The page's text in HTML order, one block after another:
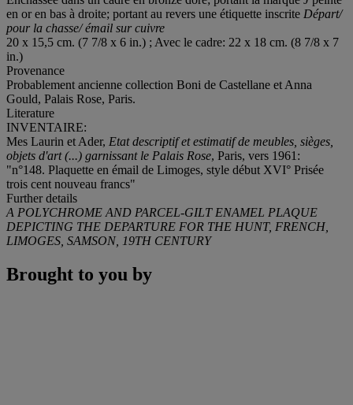
en or en bas à droite; portant au revers une étiquette inscrite Départ/
pour la chasse/ émail sur cuivre
20 x 15,5 cm. (7 7/8 x 6 in.) ; Avec le cadre: 22 x 18 cm. (8 7/8 x 7
in.)
Provenance
Probablement ancienne collection Boni de Castellane et Anna
Gould, Palais Rose, Paris.
Literature
INVENTAIRE:
Mes Laurin et Ader, Etat descriptif et estimatif de meubles, sièges,
objets d'art (...) garnissant le Palais Rose, Paris, vers 1961:
"n°148. Plaquette en émail de Limoges, style début XVI° Prisée
trois cent nouveau francs"
Further details
A POLYCHROME AND PARCEL-GILT ENAMEL PLAQUE
DEPICTING THE DEPARTURE FOR THE HUNT, FRENCH,
LIMOGES, SAMSON, 19TH CENTURY
Brought to you by